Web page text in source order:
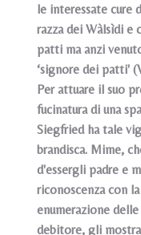
le interessate cure
razza dei Wàlsìdi e
patti ma anzi
‘signore dei patti'
Per attuare il suo
fucinatura di una
Siegfried ha tale
brandisca. Mime,
d'essergli padre e
riconoscenza con
enumerazione
debitore, gli